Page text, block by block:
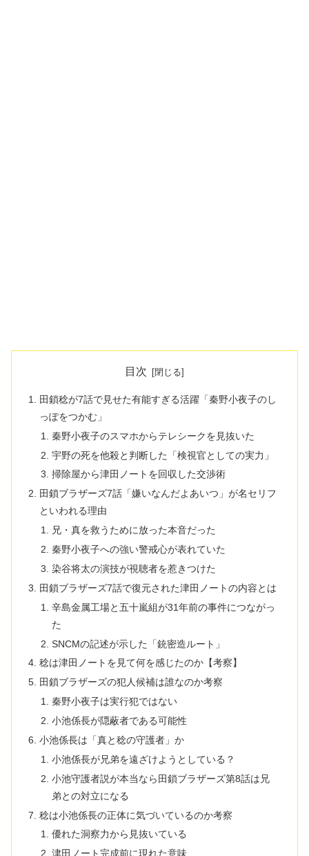
目次
田鎖稔が7話で見せた有能すぎる活躍「秦野小夜子のし
っぽをつかむ」
秦野小夜子のスマホからテレシークを見抜いた
宇野の死を他殺と判断した「検視官としての実力」
掃除屋から津田ノートを回収した交渉術
田鎖ブラザーズ7話「嫌いなんだよあいつ」が名セリフ
といわれる理由
兄・真を救うために放った本音だった
秦野小夜子への強い警戒心が表れていた
染谷将太の演技が視聴者を惹きつけた
田鎖ブラザーズ7話で復元された津田ノートの内容とは
辛島金属工場と五十嵐組が31年前の事件につながっ
た
SNCMの記述が示した「銃密造ルート」
稔は津田ノートを見て何を感じたのか【考察】
田鎖ブラザーズの犯人候補は誰なのか考察
秦野小夜子は実行犯ではない
小池係長が隠蔽者である可能性
小池係長は「真と稔の守護者」か
小池係長が兄弟を遠ざけようとしている？
小池守護者説が本当なら田鎖ブラザーズ第8話は兄
弟との対立になる
稔は小池係長の正体に気づいているのか考察
優れた洞察力から見抜いている
津田ノート完成前に現れた意味